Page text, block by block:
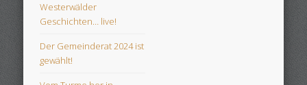
Westerwälder
Geschichten… live!
Der Gemeinderat 2024 ist
gewählt!